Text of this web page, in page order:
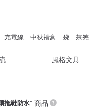
充電線 中秋禮盒 袋 茶筅
風格文具
拖鞋防水” 商品